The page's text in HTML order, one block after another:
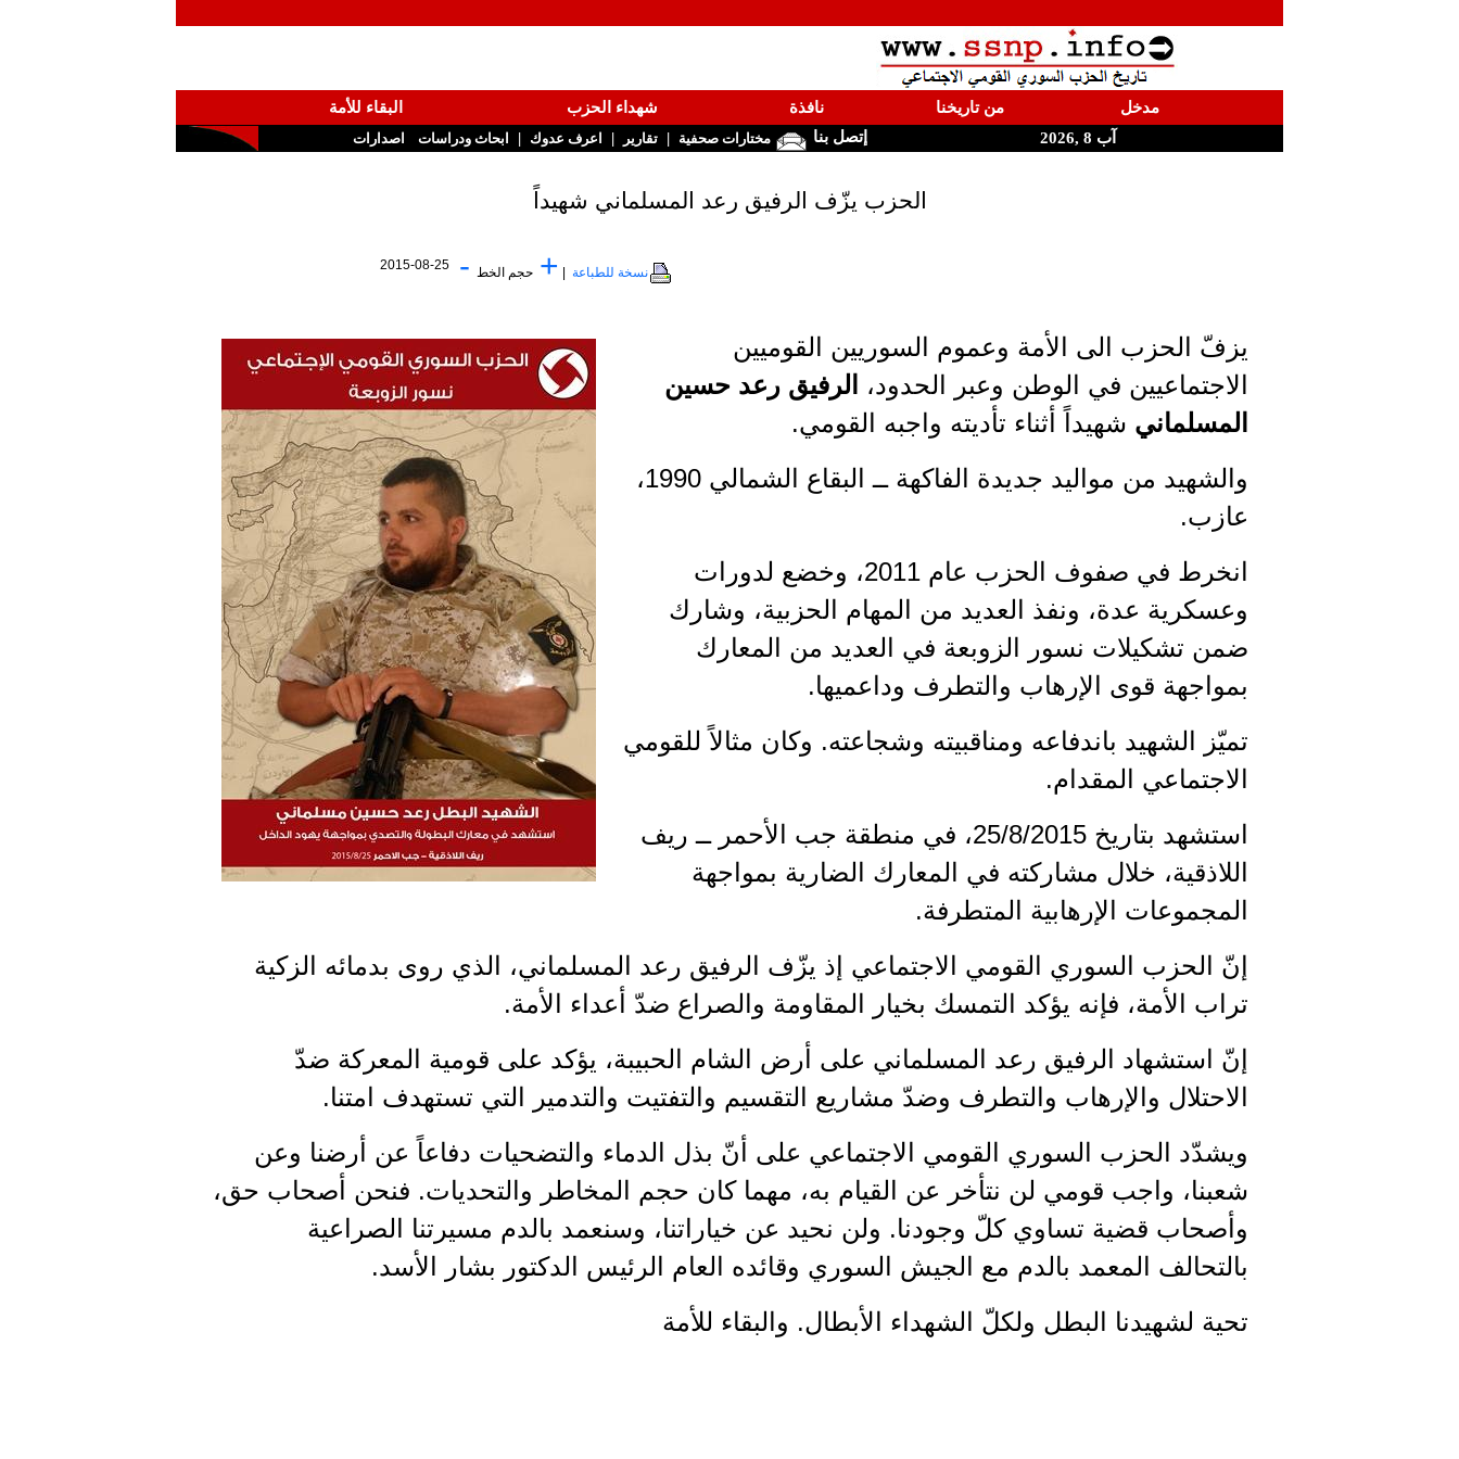
مدخل من تاريخنا نافذة شهداء الحزب
البقاء للأمة
آب 8 ,2026
إتصل بنا مختارات صحفية | تقارير | اعرف عدوك | ابحاث ودراسات اصدارات
الحزب يزّف الرفيق رعد المسلماني شهيداً
نسخة للطباعة + حجم الخط -
2015-08-25
يزفّ الحزب الى الأمة وعموم السوريين القوميين
الاجتماعيين في الوطن وعبر الحدود،
الرفيق رعد حسين
المسلماني شهيداً أثناء تأديته واجبه القومي.
والشهيد من مواليد جديدة الفاكهة ــ البقاع الشمالي 1990،
عازب.
انخرط في صفوف الحزب عام 2011، وخضع لدورات
وعسكرية عدة، ونفذ العديد من المهام الحزبية، وشارك
ضمن تشكيلات نسور الزوبعة في العديد من المعارك
بمواجهة قوى الإرهاب والتطرف وداعميها.
تميّز الشهيد باندفاعه ومناقبيته وشجاعته. وكان مثالاً للقومي
الاجتماعي المقدام.
استشهد بتاريخ 25/8/2015، في منطقة جب الأحمر ــ ريف
اللاذقية، خلال مشاركته في المعارك الضارية بمواجهة
المجموعات الإرهابية المتطرفة.
إنّ الحزب السوري القومي الاجتماعي إذ يزّف الرفيق رعد المسلماني، الذي روى بدمائه الزكية
تراب الأمة، فإنه يؤكد التمسك بخيار المقاومة والصراع ضدّ أعداء الأمة.
إنّ استشهاد الرفيق رعد المسلماني على أرض الشام الحبيبة، يؤكد على قومية المعركة ضدّ
الاحتلال والإرهاب والتطرف وضدّ مشاريع التقسيم والتفتيت والتدمير التي تستهدف امتنا.
ويشدّد الحزب السوري القومي الاجتماعي على أنّ بذل الدماء والتضحيات دفاعاً عن أرضنا وعن
شعبنا، واجب قومي لن نتأخر عن القيام به، مهما كان حجم المخاطر والتحديات. فنحن أصحاب حق،
وأصحاب قضية تساوي كلّ وجودنا. ولن نحيد عن خياراتنا، وسنعمد بالدم مسيرتنا الصراعية
بالتحالف المعمد بالدم مع الجيش السوري وقائده العام الرئيس الدكتور بشار الأسد.
تحية لشهيدنا البطل ولكلّ الشهداء الأبطال. والبقاء للأمة